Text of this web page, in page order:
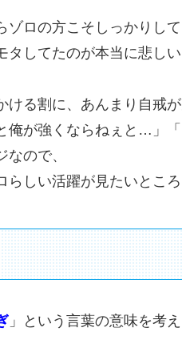
ゾロの方こそしっかりし
タしてたのが本当に悲しい
ける割に、あんまり自戒が
俺が強くならねぇと…」
ので、
らしい活躍が見たいところ
」という言葉の意味を考え